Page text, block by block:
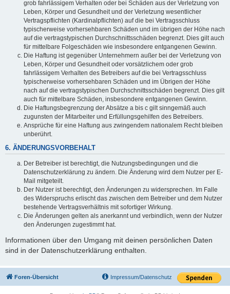
grob fahrlässigem Verhalten oder bei Schäden aus der Verletzung von
Leben, Körper und Gesundheit und der Verletzung wesentlicher
Vertragspflichten (Kardinalpflichten) auf die bei Vertragsschluss
typischerweise vorhersehbaren Schäden und im übrigen der Höhe nach
auf die vertragstypischen Durchschnittsschäden begrenzt. Dies gilt auch
für mittelbare Folgeschäden wie insbesondere entgangenen Gewinn.
Die Haftung ist gegenüber Unternehmern außer bei der Verletzung von
Leben, Körper und Gesundheit oder vorsätzlichem oder grob
fahrlässigem Verhalten des Betreibers auf die bei Vertragsschluss
typischerweise vorhersehbaren Schäden und im Übrigen der Höhe
nach auf die vertragstypischen Durchschnittsschäden begrenzt. Dies gilt
auch für mittelbare Schäden, insbesondere entgangenen Gewinn.
Die Haftungsbegrenzung der Absätze a bis c gilt sinngemäß auch
zugunsten der Mitarbeiter und Erfüllungsgehilfen des Betreibers.
Ansprüche für eine Haftung aus zwingendem nationalem Recht bleiben
unberührt.
6. ÄNDERUNGSVORBEHALT
Der Betreiber ist berechtigt, die Nutzungsbedingungen und die
Datenschutzerklärung zu ändern. Die Änderung wird dem Nutzer per E-
Mail mitgeteilt.
Der Nutzer ist berechtigt, den Änderungen zu widersprechen. Im Falle
des Widerspruchs erlischt das zwischen dem Betreiber und dem Nutzer
bestehende Vertragsverhältnis mit sofortiger Wirkung.
Die Änderungen gelten als anerkannt und verbindlich, wenn der Nutzer
den Änderungen zugestimmt hat.
Informationen über den Umgang mit deinen persönlichen Daten
sind in der Datenschutzerklärung enthalten.
Foren-Übersicht Impressum/Datenschutz